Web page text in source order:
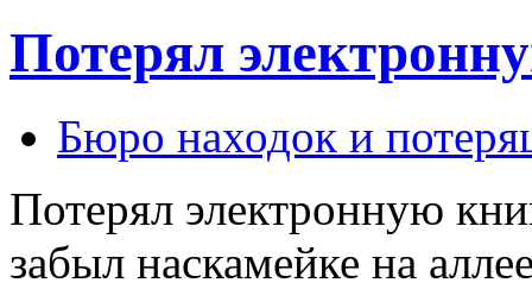
Потерял
Бюро находок и
Потерял электронную
забыл наскамейке на